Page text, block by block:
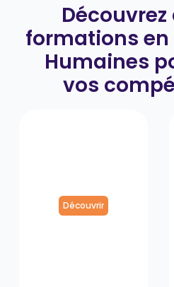
formations en
Humaines
vos
Découvrir